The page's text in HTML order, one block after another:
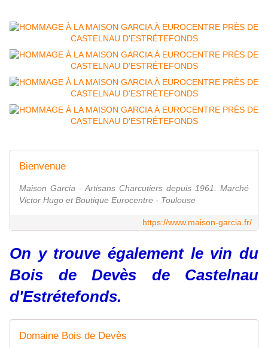
Bienvenue
Maison Garcia - Artisans Charcutiers depuis 1961. Marché
Victor Hugo et Boutique Eurocentre - Toulouse
https://www.maison-garcia.fr/
On y trouve également le vin du
Bois de Devès de Castelnau
d'Estrétefonds.
Domaine Bois de Devès